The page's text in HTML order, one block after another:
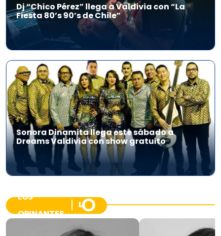
Dj “Chico Pérez” llega a Valdivia con “La
Fiesta 80’s 90’s de Chile”
Sonora Dinamita llega este sábado a
Dreams Valdivia con show gratuito
LOS
OPINANTES